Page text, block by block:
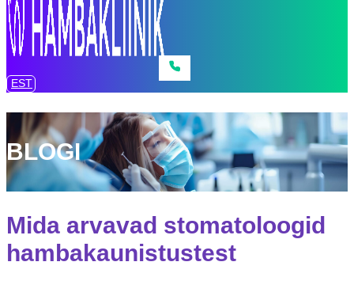
EST
BLOGI
Mida arvavad stomatoloogid
hambakaunistustest